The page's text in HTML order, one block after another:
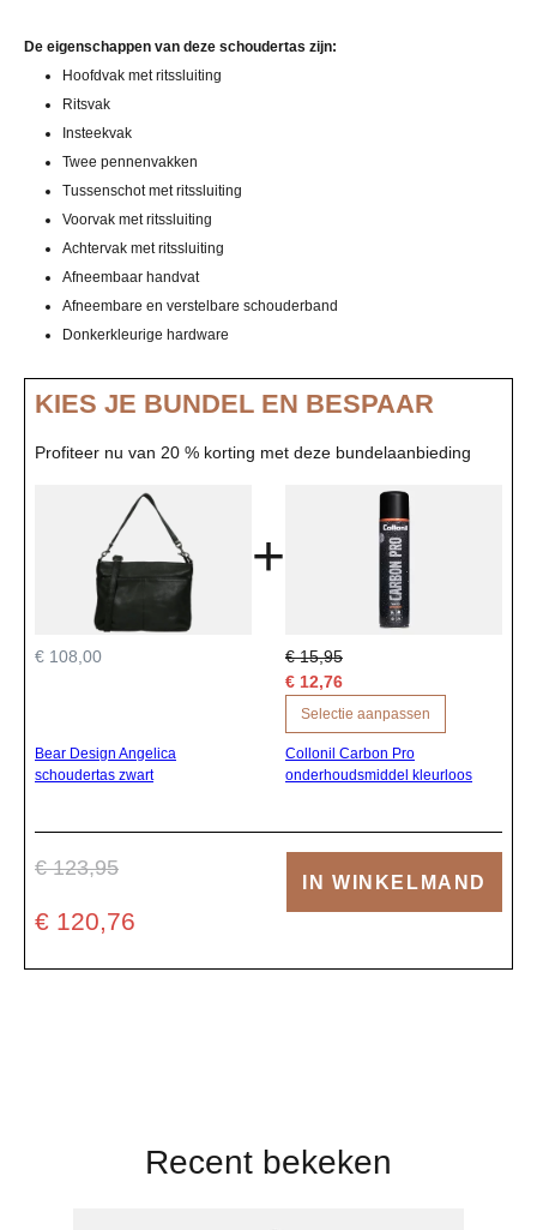
De eigenschappen van deze schoudertas zijn:
Hoofdvak met ritssluiting
Ritsvak
Insteekvak
Twee pennenvakken
Tussenschot met ritssluiting
Voorvak met ritssluiting
Achtervak met ritssluiting
Afneembaar handvat
Afneembare en verstelbare schouderband
Donkerkleurige hardware
KIES JE BUNDEL EN BESPAAR
Profiteer nu van 20 % korting met deze bundelaanbieding
€ 108,00
Bear Design Angelica
schoudertas zwart
+
€ 15,95
€ 12,76
Selectie aanpassen
Collonil Carbon Pro
onderhoudsmiddel kleurloos
€ 123,95
€ 120,76
IN WINKELMAND
Recent bekeken